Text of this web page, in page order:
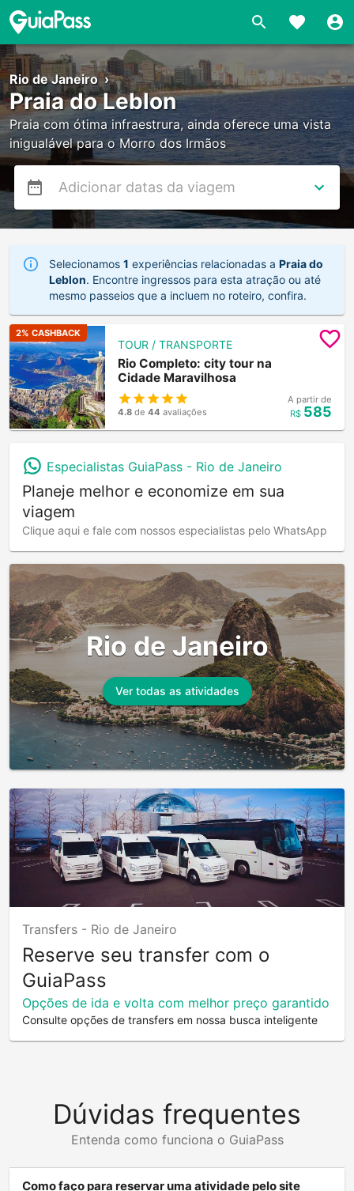
Rio de Janeiro ›
Praia do Leblon
Praia com ótima infraestrura, ainda oferece uma vista
inigualável para o Morro dos Irmãos
Selecionamos 1 experiências relacionadas a Praia do
Leblon. Encontre ingressos para esta atração ou até
mesmo passeios que a incluem no roteiro, confira.
2% CASHBACK
TOUR / TRANSPORTE
Rio Completo: city tour na
Cidade Maravilhosa
4.8 de 44 avaliações
A partir de
R$ 585
Especialistas GuiaPass - Rio de Janeiro
Planeje melhor e economize em sua
viagem
Clique aqui e fale com nossos especialistas pelo WhatsApp
Rio de Janeiro
Ver todas as atividades
Transfers - Rio de Janeiro
Reserve seu transfer com o
GuiaPass
Opções de ida e volta com melhor preço garantido
Consulte opções de transfers em nossa busca inteligente
Dúvidas frequentes
Entenda como funciona o GuiaPass
Como faço para reservar uma atividade pelo site